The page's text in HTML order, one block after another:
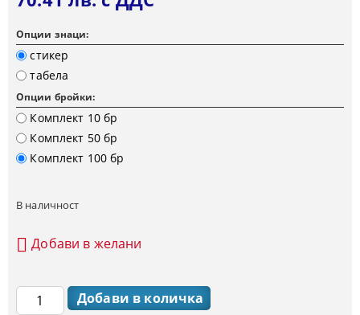
Опции знаци:
стикер
табела
Опции бройки:
Комплект 10 бр
Комплект 50 бр
Комплект 100 бр
В наличност
Добави в желани